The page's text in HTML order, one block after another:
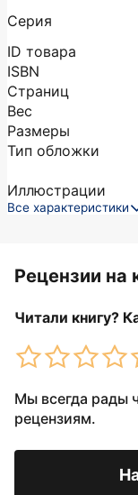
Серия
ID товара
ISBN
Страниц
Вес
Размеры
Тип обложки
Иллюстрации
Все характеристики
Рецензии на
Читали книгу?
Мы всегда рады
рецензиям.